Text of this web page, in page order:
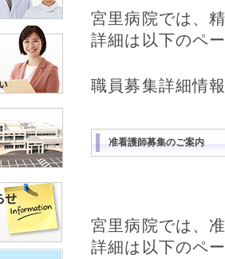
宮里病院では、
詳細は以下のペ
職員募集詳細情
准看護師募集のご案内
宮里病院では、
詳細は以下のペ